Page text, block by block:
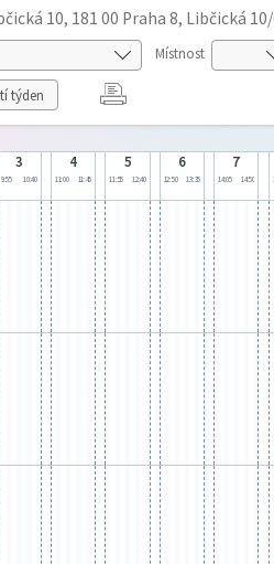
10, 181 00 Praha 8, Libčická
Místnost
týden
3
9:55 10:40
4
11:00 11:45
5
11:55 12:40
6
12:50 13:35
7
14:05 14:50